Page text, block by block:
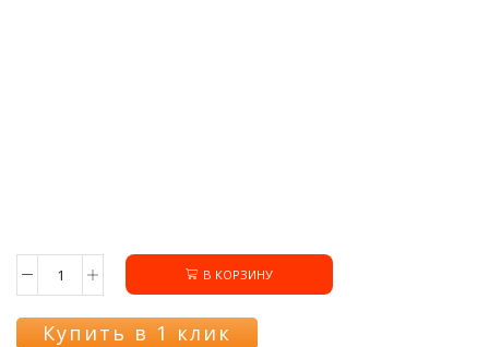
Количество
товара
Петля
люка
В КОРЗИНУ
Купить в 1 клик